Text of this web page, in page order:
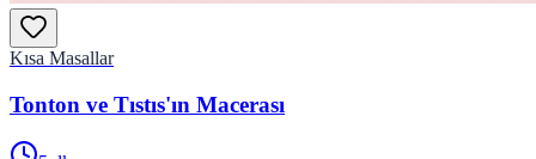
Kısa Masallar
Tonton ve Tıstıs'ın Macerası